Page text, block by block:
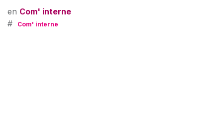
en Com' interne
#
Com' interne